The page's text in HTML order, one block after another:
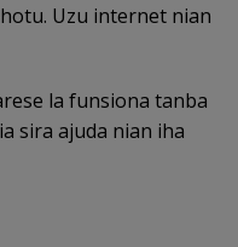
Uzu internet nian
la funsiona tanba
sira ajuda nian iha